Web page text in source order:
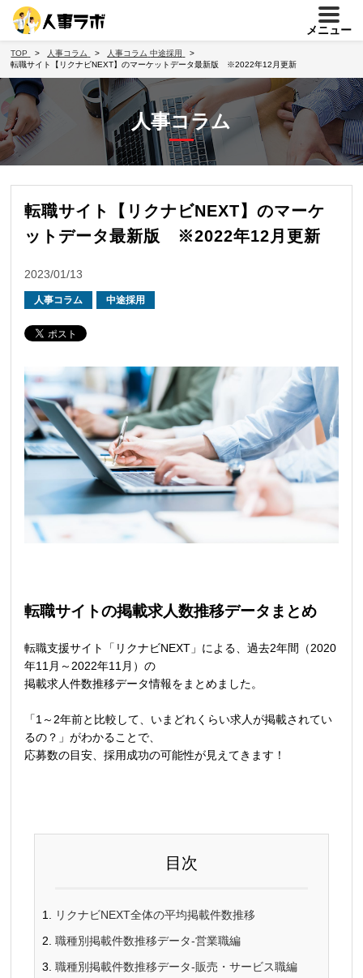
メニュー
TOP 人事コラム 人事コラム 中途採用
転職サイト【リクナビNEXT】のマーケットデータ最新版 ※2022年12月更新
人事コラム
転職サイト【リクナビNEXT】のマーケ
ットデータ最新版 ※2022年12月更新
2023/01/13
人事コラム 中途採用
転職サイトの掲載求人数推移データまとめ
転職支援サイト「リクナビNEXT」による、過去2年間（2020
年11月～2022年11月）の
掲載求人件数推移データ情報をまとめました。
「1～2年前と比較して、いまどれくらい求人が掲載されてい
るの？」がわかることで、
応募数の目安、採用成功の可能性が見えてきます！
目次
リクナビNEXT全体の平均掲載件数推移
職種別掲載件数推移データ-営業職編
職種別掲載件数推移データ-販売・サービス職編